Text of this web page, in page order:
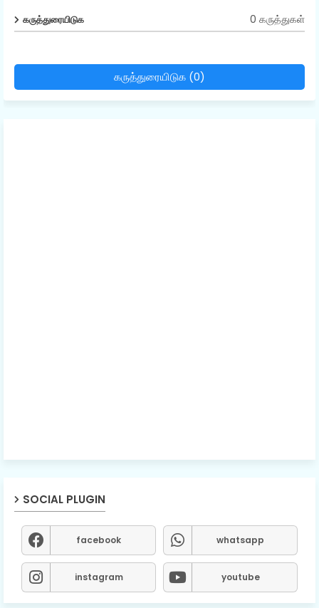
கருத்துரையிடுக 0 கருத்துகள்
கருத்துரையிடுக (0)
SOCIAL PLUGIN
facebook whatsapp
instagram youtube